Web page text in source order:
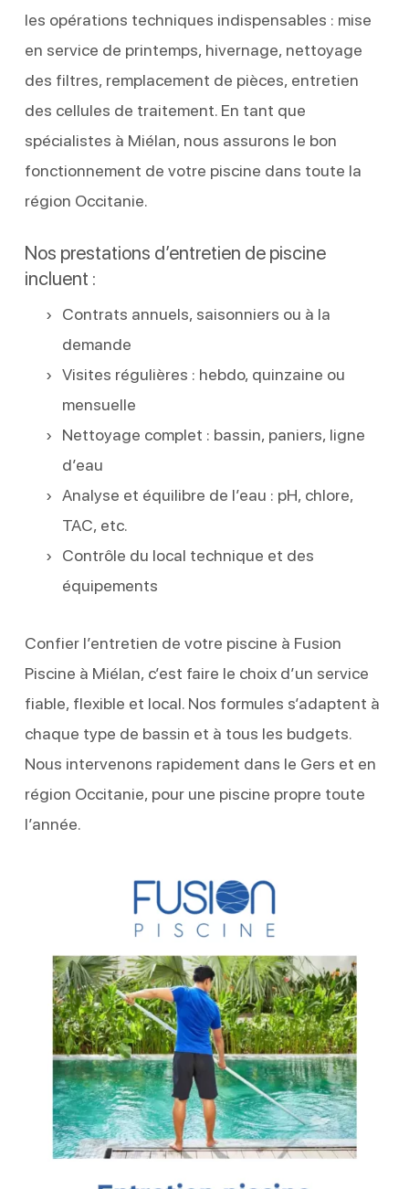
les opérations techniques indispensables : mise
en service de printemps, hivernage, nettoyage
des filtres, remplacement de pièces, entretien
des cellules de traitement. En tant que
spécialistes à Miélan, nous assurons le bon
fonctionnement de votre piscine dans toute la
région Occitanie.
Nos prestations d’entretien de piscine
incluent :
Contrats annuels, saisonniers ou à la
demande
Visites régulières : hebdo, quinzaine ou
mensuelle
Nettoyage complet : bassin, paniers, ligne
d’eau
Analyse et équilibre de l’eau : pH, chlore,
TAC, etc.
Contrôle du local technique et des
équipements
Confier l’entretien de votre piscine à Fusion
Piscine à Miélan, c’est faire le choix d’un service
fiable, flexible et local. Nos formules s’adaptent à
chaque type de bassin et à tous les budgets.
Nous intervenons rapidement dans le Gers et en
région Occitanie, pour une piscine propre toute
l’année.